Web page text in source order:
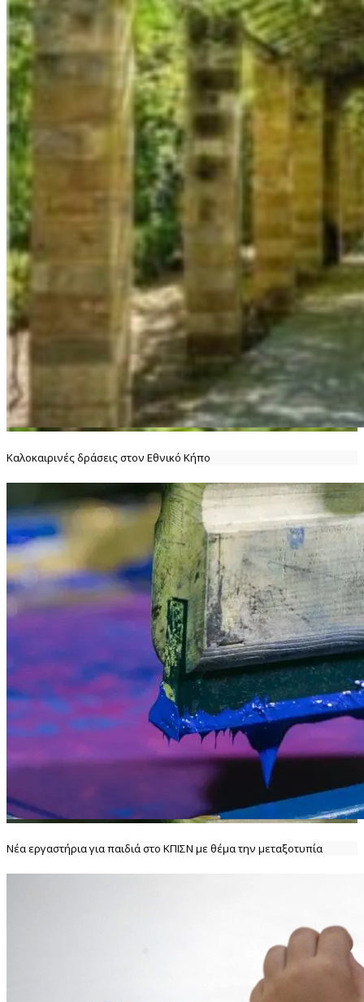
Καλοκαιρινές δράσεις στον Εθνικό Κήπο
Νέα εργαστήρια για παιδιά στο ΚΠΙΣΝ με θέμα την μεταξοτυπία